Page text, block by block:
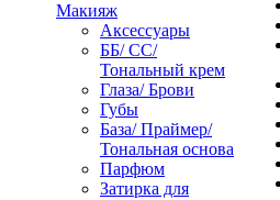
Макияж
Аксессуары
ББ/ СС/
Тональный крем
Глаза/ Брови
Губы
База/ Праймер/
Тональная основа
Парфюм
Затирка для